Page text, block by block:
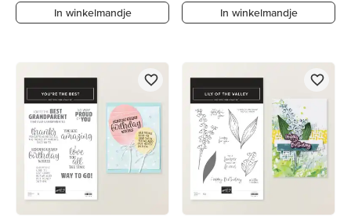
In winkelmandje In winkelmandje